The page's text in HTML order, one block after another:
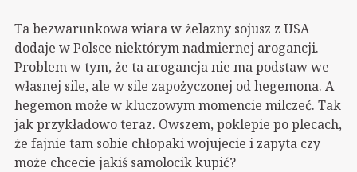
Ta bezwarunkowa wiara w żelazny sojusz z USA
dodaje w Polsce niektórym nadmiernej arogancji.
Problem w tym, że ta arogancja nie ma podstaw we
własnej sile, ale w sile zapożyczonej od hegemona. A
hegemon może w kluczowym momencie milczeć. Tak
jak przykładowo teraz. Owszem, poklepie po plecach,
że fajnie tam sobie chłopaki wojujecie i zapyta czy
może chcecie jakiś samolocik kupić?